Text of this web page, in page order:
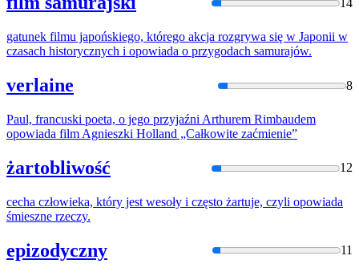
gatunek filmu japońskiego, którego akcja rozgrywa się w Japonii w
czasach historycznych i opowiada o przygodach samurajów.
verlaine 8
Paul, francuski poeta, o jego przyjaźni Arthurem Rimbaudem
opowiada film Agnieszki Holland „Całkowite zaćmienie”
żartobliwość 12
cecha człowieka, który jest wesoły i często żartuje, czyli opowiada
śmieszne rzeczy.
epizodyczny 11